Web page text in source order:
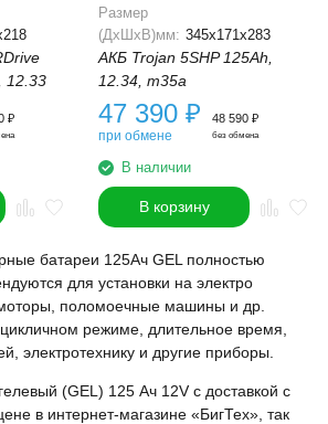
12.33
₽
Размер
(ДхШхВ)мм: 345x171x283
АКБ Trojan 5SHP 125Ah,
12.34, m35a
47 390 ₽
при обмене
48 590 ₽
без обмена
В наличии
В корзину
батареи 125Ач GEL полностью
для установки на электро
поломоечные машины и др.
режиме, длительное время,
электротехнику и другие приборы.
(GEL) 125 Ач 12V с доставкой с
в интернет-магазине «БигТех», так